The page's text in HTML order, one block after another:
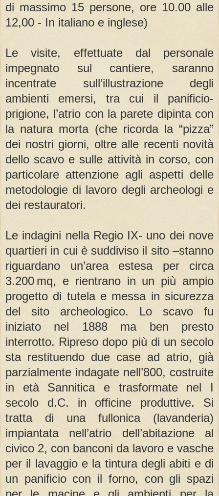
di massimo 15 persone, ore 10.00 alle
12,00 - In italiano e inglese)
Le visite, effettuate dal personale
impegnato sul cantiere, saranno
incentrate sull’illustrazione degli
ambienti emersi, tra cui il panificio-
prigione, l’atrio con la parete dipinta con
la natura morta (che ricorda la “pizza”
dei nostri giorni, oltre alle recenti novità
dello scavo e sulle attività in corso, con
particolare attenzione agli aspetti delle
metodologie di lavoro degli archeologi e
dei restauratori.
Le indagini nella Regio IX- uno dei nove
quartieri in cui è suddiviso il sito –stanno
riguardano un’area estesa per circa
3.200 mq, e rientrano in un più ampio
progetto di tutela e messa in sicurezza
del sito archeologico. Lo scavo fu
iniziato nel 1888 ma ben presto
interrotto. Ripreso dopo più di un secolo
sta restituendo due case ad atrio, già
parzialmente indagate nell’800, costruite
in età Sannitica e trasformate nel I
secolo d.C. in officine produttive. Si
tratta di una fullonica (lavanderia)
impiantata nell’atrio dell’abitazione al
civico 2, con banconi da lavoro e vasche
per il lavaggio e la tintura degli abiti e di
un panificio con il forno, con gli spazi